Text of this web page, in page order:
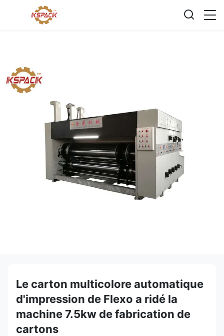
Le carton multicolore automatique
d'impression de Flexo a ridé la
machine 7.5kw de fabrication de
cartons